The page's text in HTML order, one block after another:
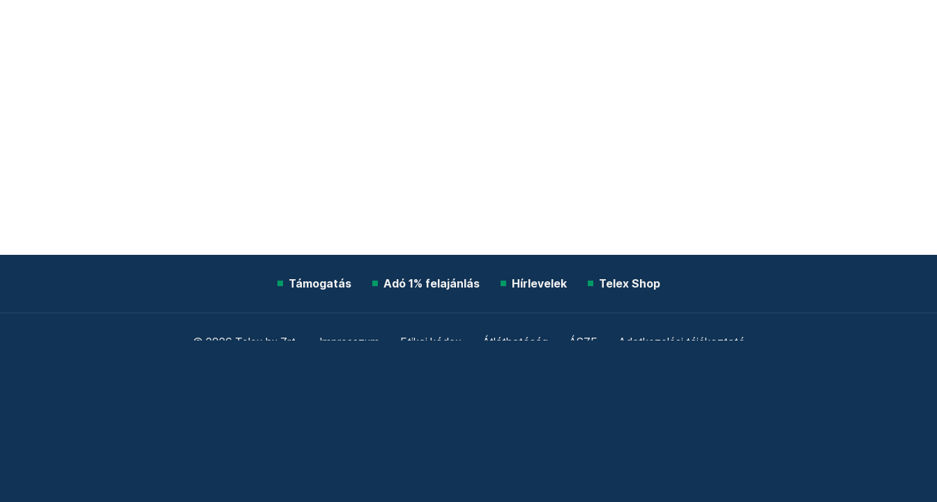
Támogatás Adó 1% felajánlás Hírlevelek Telex Shop
© 2026 Telex.hu Zrt. Impresszum Etikai kódex Átláthatóság ÁSZF Adatkezelési tájékoztató